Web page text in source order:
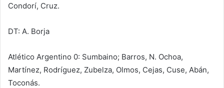
Condorí, Cruz.
DT: A. Borja
Atlético Argentino 0: Sumbaino; Barros, N. Ochoa,
Martínez, Rodríguez, Zubelza, Olmos, Cejas, Cuse, Abán,
Toconás.